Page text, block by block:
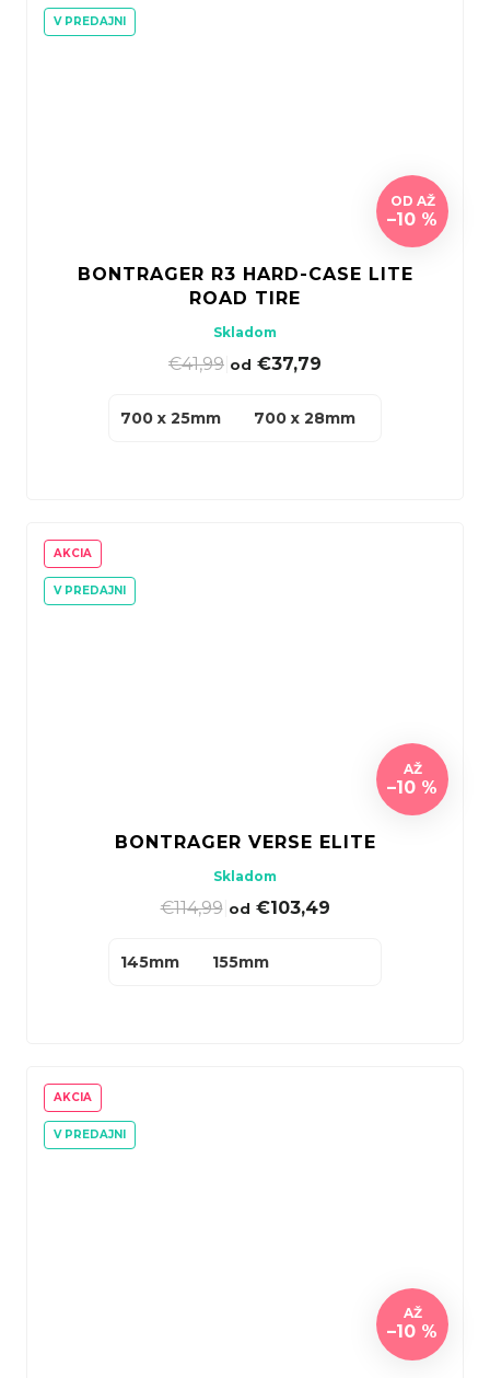
V PREDAJNI
OD AŽ
–10 %
BONTRAGER R3 HARD-CASE LITE
ROAD TIRE
Skladom
€41,99 od €37,79
700 x 25mm 700 x 28mm
AKCIA
V PREDAJNI
AŽ
–10 %
BONTRAGER VERSE ELITE
Skladom
€114,99| od €103,49
145mm 155mm
AKCIA
V PREDAJNI
AŽ
–10 %